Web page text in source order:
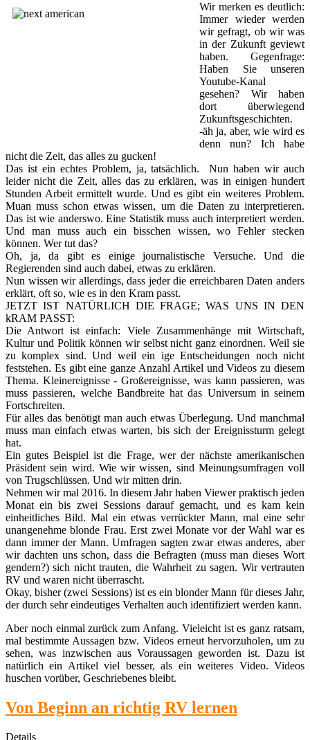
Wir merken es deutlich:
Immer wieder werden
wir gefragt, ob wir was
in der Zukunft geviewt
haben. Gegenfrage:
Haben Sie unseren
Youtube-Kanal
gesehen? Wir haben
dort überwiegend
Zukunftsgeschichten.
-äh ja, aber, wie wird es
denn nun? Ich habe
nicht die Zeit, das alles zu gucken!
Das ist ein echtes Problem, ja, tatsächlich. Nun haben wir auch
leider nicht die Zeit, alles das zu erklären, was in einigen hundert
Stunden Arbeit ermittelt wurde. Und es gibt ein weiteres Problem.
Muan muss schon etwas wissen, um die Daten zu interpretieren.
Das ist wie anderswo. Eine Statistik muss auch interpretiert werden.
Und man muss auch ein bisschen wissen, wo Fehler stecken
können. Wer tut das?
Oh, ja, da gibt es einige journalistische Versuche. Und die
Regierenden sind auch dabei, etwas zu erklären.
Nun wissen wir allerdings, dass jeder die erreichbaren Daten anders
erklärt, oft so, wie es in den Kram passt.
JETZT IST NATÜRLICH DIE FRAGE; WAS UNS IN DEN
kRAM PASST:
Die Antwort ist einfach: Viele Zusammenhänge mit Wirtschaft,
Kultur und Politik können wir selbst nicht ganz einordnen. Weil sie
zu komplex sind. Und weil ein ige Entscheidungen noch nicht
feststehen. Es gibt eine ganze Anzahl Artikel und Videos zu diesem
Thema. Kleinereignisse - Großereignisse, was kann passieren, was
muss passieren, welche Bandbreite hat das Universum in seinem
Fortschreiten.
Für alles das benötigt man auch etwas Überlegung. Und manchmal
muss man einfach etwas warten, bis sich der Ereignissturm gelegt
hat.
Ein gutes Beispiel ist die Frage, wer der nächste amerikanischen
Präsident sein wird. Wie wir wissen, sind Meinungsumfragen voll
von Trugschlüssen. Und wir mitten drin.
Nehmen wir mal 2016. In diesem Jahr haben Viewer praktisch jeden
Monat ein bis zwei Sessions darauf gemacht, und es kam kein
einheitliches Bild. Mal ein etwas verrückter Mann, mal eine sehr
unangenehme blonde Frau. Erst zwei Monate vor der Wahl war es
dann immer der Mann. Umfragen sagten zwar etwas anderes, aber
wir dachten uns schon, dass die Befragten (muss man dieses Wort
gendern?) sich nicht trauten, die Wahrheit zu sagen. Wir vertrauten
RV und waren nicht überrascht.
Okay, bisher (zwei Sessions) ist es ein blonder Mann für dieses Jahr,
der durch sehr eindeutiges Verhalten auch identifiziert werden kann.
Aber noch einmal zurück zum Anfang. Vieleicht ist es ganz ratsam,
mal bestimmte Aussagen bzw. Videos erneut hervorzuholen, um zu
sehen, was inzwischen aus Voraussagen geworden ist. Dazu ist
natürlich ein Artikel viel besser, als ein weiteres Video. Videos
huschen vorüber, Geschriebenes bleibt.
Von Beginn an richtig RV lernen
Details